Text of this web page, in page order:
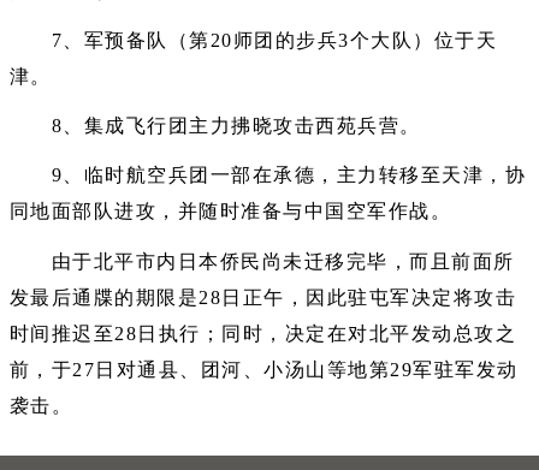
7、军预备队（第20师团的步兵3个大队）位于天
津。
8、集成飞行团主力拂晓攻击西苑兵营。
9、临时航空兵团一部在承德，主力转移至天津，协
同地面部队进攻，并随时准备与中国空军作战。
由于北平市内日本侨民尚未迁移完毕，而且前面所
发最后通牒的期限是28日正午，因此驻屯军决定将攻击
时间推迟至28日执行；同时，决定在对北平发动总攻之
前，于27日对通县、团河、小汤山等地第29军驻军发动
袭击。